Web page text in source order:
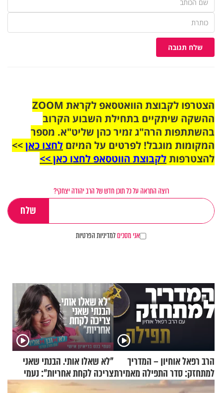
שלח תגובה
הצטרפו לקבוצת הוואטסאפ לקראת ZOOM
ההשקה שיתקיים בתחילת השבוע הקרוב
בהשתתפות הרה"ג זמיר כהן שליט"א. מספר
המקומות מוגבל! לפרטים על המיזם לחצו כאן>>
להצטרפותלקבוצת הווטסאפ לחצו כאן >>
רוצה התראה על כל תוכן חדש של הרב יהודה יצחקי?
אני מסכיםלמדיניות הפרטיות
הרב רפאל אוחיון – המדריך
למתחזק: סדר התפילה מאמירת
הקורבנות ועד קריאת שמע
"לא שאלו אותי. הבנתי שאני
צריכה לקחת אחריות": נעמי
בנט בריאיון אישי